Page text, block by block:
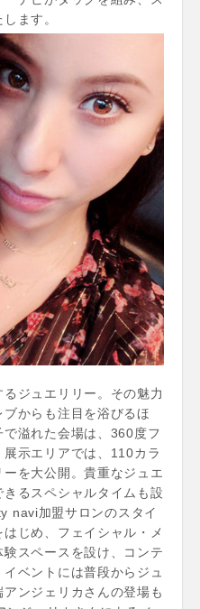
ます。
ジュエリリー。その魅力
からも注目を浴びるほ
溢れた会場は、360度フ
示エリアでは、110カラ
を大公開。貴重なジュエ
るスペシャルタイムも設
navi加盟サロンのスタイ
じめ、フェイシャル・メ
スペースを設け、コンテ
ベントには普段からジュ
ンジェリカさんの登場も